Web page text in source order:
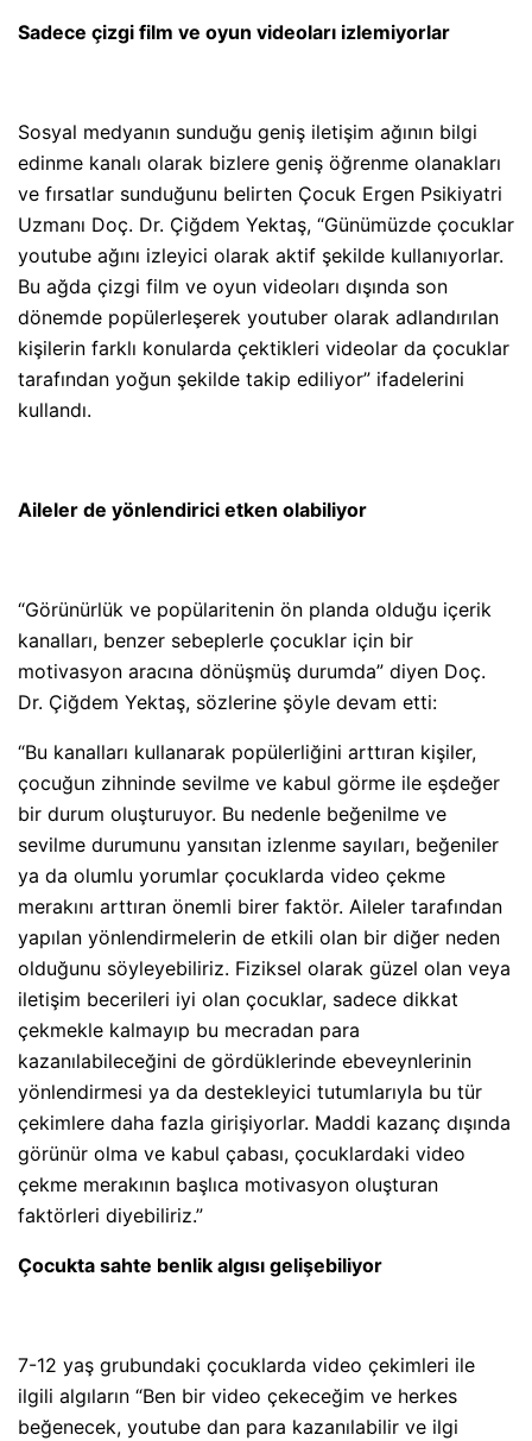
Sadece çizgi film ve oyun videoları izlemiyorlar
Sosyal medyanın sunduğu geniş iletişim ağının bilgi
edinme kanalı olarak bizlere geniş öğrenme olanakları
ve fırsatlar sunduğunu belirten Çocuk Ergen Psikiyatri
Uzmanı Doç. Dr. Çiğdem Yektaş, “Günümüzde çocuklar
youtube ağını izleyici olarak aktif şekilde kullanıyorlar.
Bu ağda çizgi film ve oyun videoları dışında son
dönemde popülerleşerek youtuber olarak adlandırılan
kişilerin farklı konularda çektikleri videolar da çocuklar
tarafından yoğun şekilde takip ediliyor” ifadelerini
kullandı.
Aileler de yönlendirici etken olabiliyor
“Görünürlük ve popülaritenin ön planda olduğu içerik
kanalları, benzer sebeplerle çocuklar için bir
motivasyon aracına dönüşmüş durumda” diyen Doç.
Dr. Çiğdem Yektaş, sözlerine şöyle devam etti:
“Bu kanalları kullanarak popülerliğini arttıran kişiler,
çocuğun zihninde sevilme ve kabul görme ile eşdeğer
bir durum oluşturuyor. Bu nedenle beğenilme ve
sevilme durumunu yansıtan izlenme sayıları, beğeniler
ya da olumlu yorumlar çocuklarda video çekme
merakını arttıran önemli birer faktör. Aileler tarafından
yapılan yönlendirmelerin de etkili olan bir diğer neden
olduğunu söyleyebiliriz. Fiziksel olarak güzel olan veya
iletişim becerileri iyi olan çocuklar, sadece dikkat
çekmekle kalmayıp bu mecradan para
kazanılabileceğini de gördüklerinde ebeveynlerinin
yönlendirmesi ya da destekleyici tutumlarıyla bu tür
çekimlere daha fazla girişiyorlar. Maddi kazanç dışında
görünür olma ve kabul çabası, çocuklardaki video
çekme merakının başlıca motivasyon oluşturan
faktörleri diyebiliriz.”
Çocukta sahte benlik algısı gelişebiliyor
7-12 yaş grubundaki çocuklarda video çekimleri ile
ilgili algıların “Ben bir video çekeceğim ve herkes
beğenecek, youtube dan para kazanılabilir ve ilgi